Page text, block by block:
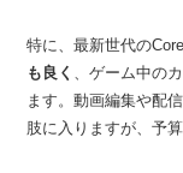
特に、最新世代の
も良く
、ゲーム中の
ます。動画編集や配
肢に入りますが、予